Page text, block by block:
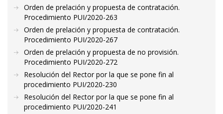
Orden de prelación y propuesta de contratación.
Procedimiento PUI/2020-263
Orden de prelación y propuesta de contratación.
Procedimiento PUI/2020-267
Orden de prelación y propuesta de no provisión.
Procedimiento PUI/2020-272
Resolución del Rector por la que se pone fin al
procedimiento PUI/2020-230
Resolución del Rector por la que se pone fin al
procedimiento PUI/2020-241